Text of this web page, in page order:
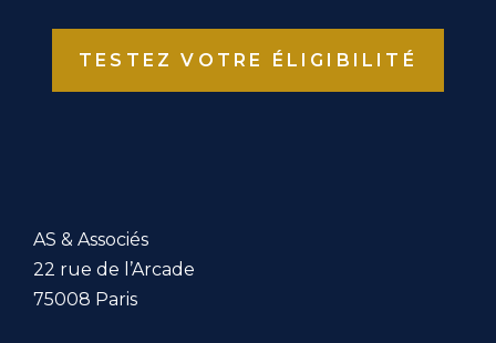
TESTEZ VOTRE ÉLIGIBILITÉ
AS & Associés
22 rue de l’Arcade
75008 Paris